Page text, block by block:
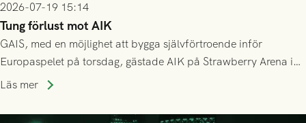
2026-07-19 15:14
Tung förlust mot AIK
GAIS, med en möjlighet att bygga självförtroende inför
Europaspelet på torsdag, gästade AIK på Strawberry Arena i
Stockholm . Men trots konstant hotande i första halvlek av
lyckades få in 2-0.
Läs mer